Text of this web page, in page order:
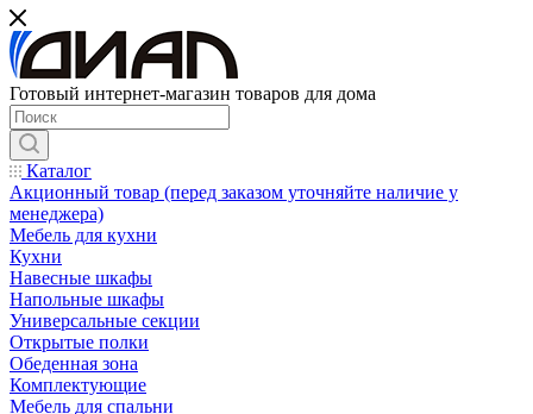
Готовый интернет-магазин товаров для дома
Каталог
Акционный товар (перед заказом уточняйте наличие у
менеджера)
Мебель для кухни
Кухни
Навесные шкафы
Напольные шкафы
Универсальные секции
Открытые полки
Обеденная зона
Комплектующие
Мебель для спальни